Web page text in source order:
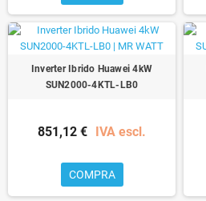
Inverter Ibrido Huawei 4kW
SUN2000-4KTL-LB0
851,12 € IVA escl.
COMPRA